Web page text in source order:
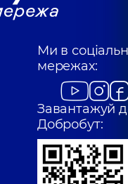
Медичний
Позняках
Поліклініка
Драгоманова, 21-
Київ
Ми в
мережах:
Завантажуй
Добробут: